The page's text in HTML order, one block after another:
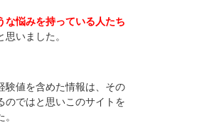
な悩みを持っている人たち
いました。
験値を含めた情報は、その
のではと思いこのサイトを